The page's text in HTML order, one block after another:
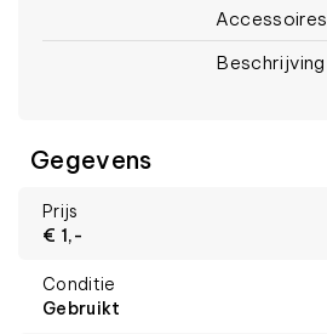
Accessoires
Beschrijving
Gegevens
Prijs
€ 1,-
Conditie
Gebruikt